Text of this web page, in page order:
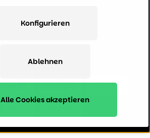
Ablehnen
Konfigurieren
Alle Cookies akzeptieren